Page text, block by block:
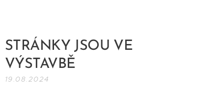
STRÁNKY JSOU VE
VÝSTAVBĚ
19.08.2024